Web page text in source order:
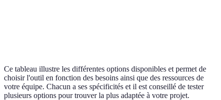
Ce tableau illustre les différentes options disponibles et permet de
choisir l'outil en fonction des besoins ainsi que des ressources de
votre équipe. Chacun a ses spécificités et il est conseillé de tester
plusieurs options pour trouver la plus adaptée à votre projet.